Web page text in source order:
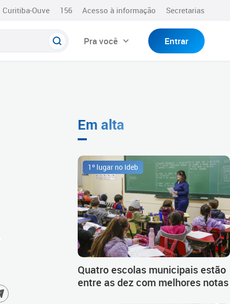
Curitiba-Ouve 156 Acesso à informação Secretarias
Pra você Entrar
Em alta
1º lugar no Ideb
Quatro escolas municipais estão
entre as dez com melhores notas